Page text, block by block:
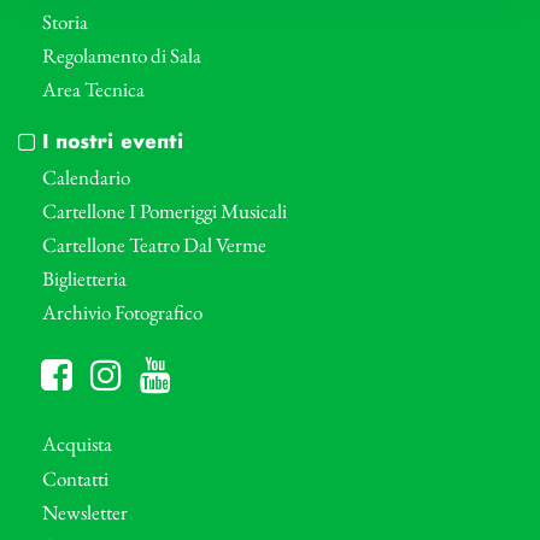
Storia
Regolamento di Sala
Area Tecnica
I nostri eventi
Calendario
Cartellone I Pomeriggi Musicali
Cartellone Teatro Dal Verme
Biglietteria
Archivio Fotografico
Acquista
Contatti
Newsletter